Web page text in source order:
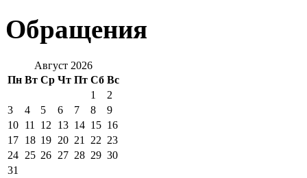
Обращения
Август 2026
Пн Вт Ср Чт Пт Сб Вс
1
2
3
4 5 6 7 8
9
10 11 12 13 14 15 16
17 18 19 20 21 22 23
24 25 26 27 28 29 30
31